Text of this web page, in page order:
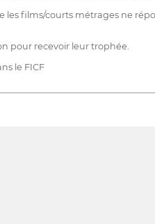
films/courts métrages ne
pour recevoir leur trophée.
le FICF